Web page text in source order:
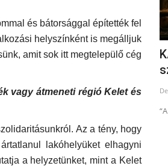
és bátorsággal építették fel
helyszínként is megálljuk
amit sok itt megtelepülő cég
vagy átmeneti régió Kelet és
Az a tény, hogy
lakóhelyüket elhagyni
a helyzetünket, mint a Kelet
középülete a budapesti